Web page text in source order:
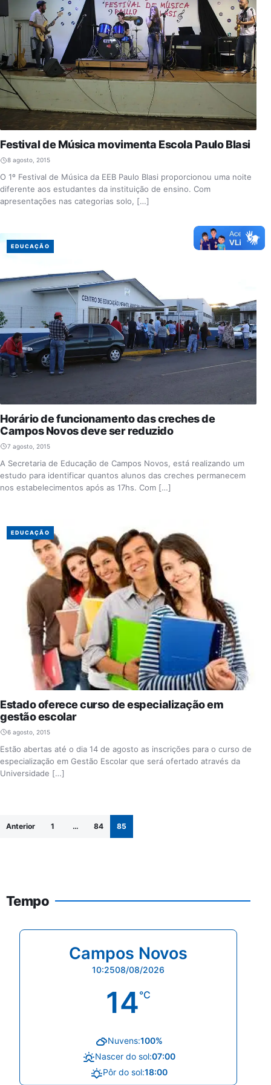
Festival de Música movimenta Escola Paulo Blasi
8 agosto, 2015
O 1º Festival de Música da EEB Paulo Blasi proporcionou uma noite
diferente aos estudantes da instituição de ensino. Com
apresentações nas categorias solo, […]
EDUCAÇÃO
Horário de funcionamento das creches de
Campos Novos deve ser reduzido
7 agosto, 2015
A Secretaria de Educação de Campos Novos, está realizando um
estudo para identificar quantos alunos das creches permanecem
nos estabelecimentos após as 17hs. Com […]
EDUCAÇÃO
Estado oferece curso de especialização em
gestão escolar
6 agosto, 2015
Estão abertas até o dia 14 de agosto as inscrições para o curso de
especialização em Gestão Escolar que será ofertado através da
Universidade […]
Paginação de posts
Anterior 1 … 84 85
Tempo
Campos Novos
10:2508/08/2026
14°C
Nuvens:100%
Nascer do sol:07:00
Pôr do sol:18:00